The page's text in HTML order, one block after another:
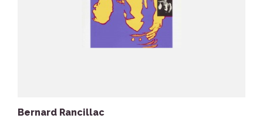
Bernard Rancillac